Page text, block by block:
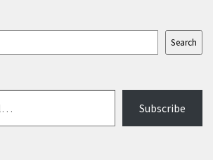
Search
Subscribe